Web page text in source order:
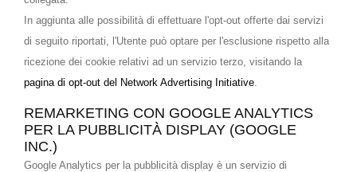
In aggiunta alle possibilità di effettuare l'opt-out offerte dai servizi
di seguito riportati, l'Utente può optare per l'esclusione rispetto alla
ricezione dei cookie relativi ad un servizio terzo, visitando la
pagina di opt-out del Network Advertising Initiative.
REMARKETING CON GOOGLE ANALYTICS
PER LA PUBBLICITÀ DISPLAY (GOOGLE
INC.)
Google Analytics per la pubblicità display è un servizio di